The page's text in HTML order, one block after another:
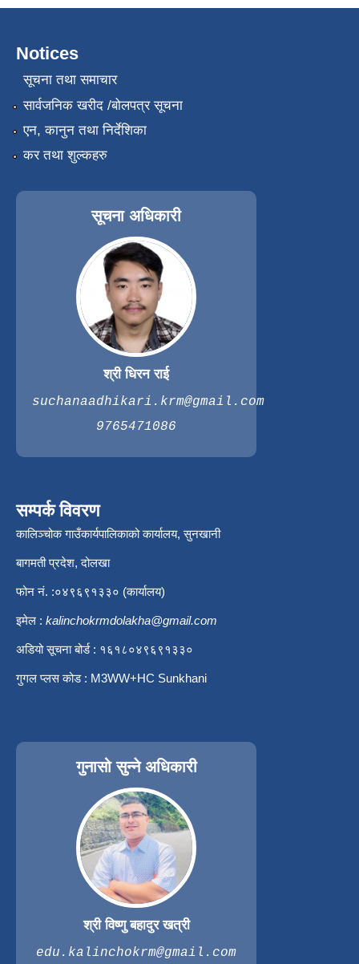
Notices
सूचना तथा समाचार
सार्वजनिक खरीद /बोलपत्र सूचना
एन, कानुन तथा निर्देशिका
कर तथा शुल्कहरु
सूचना अधिकारी
श्री धिरन राई
suchanaadhikari.krm@gmail.com
9765471086
सम्पर्क विवरण
कालिञ्चोक गाउँकार्यपालिकाको कार्यालय, सुनखानी
बागमती प्रदेश, दोलखा
फोन नं. :०४९६९१३३० (कार्यालय)
इमेल : kalinchokrmdolakha@gmail.com
अडियो सूचना बोर्ड : १६१८०४९६९१३३०
गुगल प्लस कोड : M3WW+HC Sunkhani
गुनासो सुन्ने अधिकारी
श्री विष्णु बहादुर खत्री
edu.kalinchokrm@gmail.com